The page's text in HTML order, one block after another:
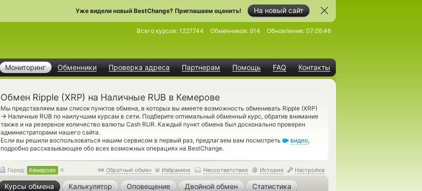
На новый сайт
Уже видели новый BestChange? Приглашаем оценить!
Мониторинг Обменники Проверка адреса Партнерам Помощь FAQ Контакты
Всего курсов: 1227744 Обменников: 614 Обновление: 07:26:46
Обмен Ripple (XRP) на Наличные RUB в Кемерове
Мы представляем вам список пунктов обмена, в которых вы имеете возможность обменивать Ripple (XRP)
→ Наличные RUB по наилучшим курсам в сети. Подберите оптимальный обменный курс, обратив внимание
также и на резервное количество валюты Cash RUR. Каждый пункт обмена был досконально проверен
администраторами нашего сайта.
Если вы решили воспользоваться нашим сервисом в первый раз, предлагаем вам посмотреть
видео,
подробно рассказывающее обо всех возможных операциях на BestChange.
Обратный обмен Избранное Несоответствие История Настройка
Город: Кемерово
Курсы обмена Калькулятор Оповещение Двойной обмен Статистика